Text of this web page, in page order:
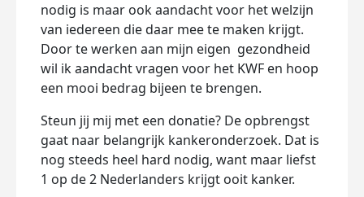
nodig is maar ook aandacht voor het welzijn
van iedereen die daar mee te maken krijgt.
Door te werken aan mijn eigen gezondheid
wil ik aandacht vragen voor het KWF en hoop
een mooi bedrag bijeen te brengen.
Steun jij mij met een donatie? De opbrengst
gaat naar belangrijk kankeronderzoek. Dat is
nog steeds heel hard nodig, want maar liefst
1 op de 2 Nederlanders krijgt ooit kanker.